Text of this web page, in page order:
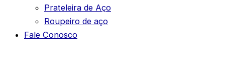
Prateleira de Aço
Roupeiro de aço
Fale Conosco